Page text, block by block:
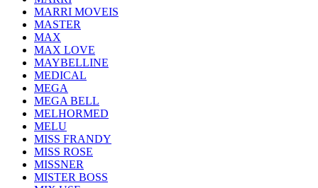
MARRI MOVEIS
MASTER
MAX
MAX LOVE
MAYBELLINE
MEDICAL
MEGA
MEGA BELL
MELHORMED
MELU
MISS FRANDY
MISS ROSE
MISSNER
MISTER BOSS